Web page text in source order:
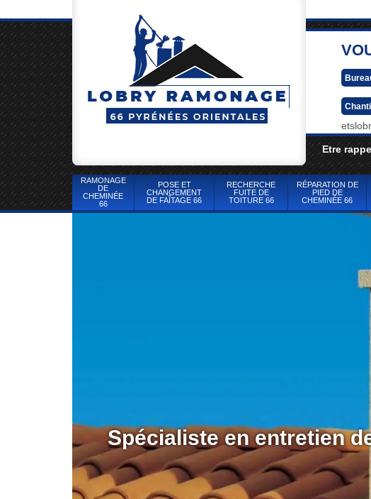
Etre
RAMONAGE
DE
CHEMINÉE
66
POSE ET
CHANGEMENT
DE FAÎTAGE 66
RECHERCHE
FUITE DE
TOITURE 66
RÉPARATION DE
PIED DE
CHEMINÉE 66
Spécialiste en entretien